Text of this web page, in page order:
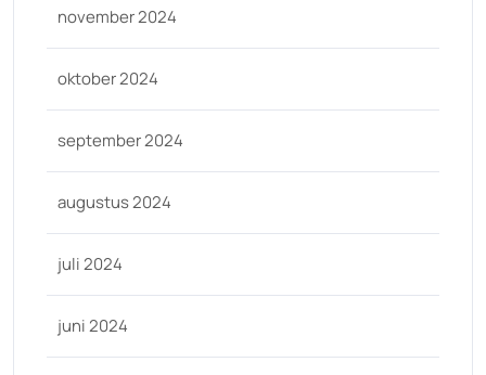
november 2024
oktober 2024
september 2024
augustus 2024
juli 2024
juni 2024